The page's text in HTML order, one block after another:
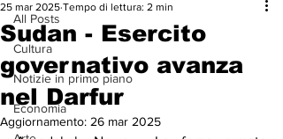
All Posts
Cultura
Notizie in primo piano
Economia
Sudan - Esercito
governativo avanza
nel Darfur
25 mar 2025 Tempo di lettura: 2 min
Aggiornamento: 26 mar 2025